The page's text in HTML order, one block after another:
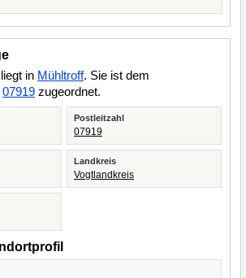
in Mühltroff. Sie ist dem
07919 zugeordnet.
Postleitzahl
07919
Landkreis
Vogtlandkreis